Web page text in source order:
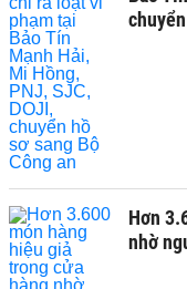
Hơn
nhờ